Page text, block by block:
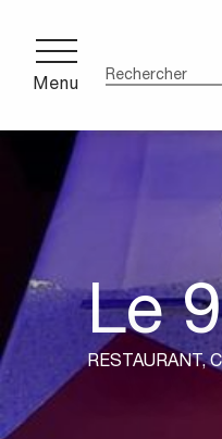
contenu
principal
Recherche
Menu
Le
RESTAURANT,